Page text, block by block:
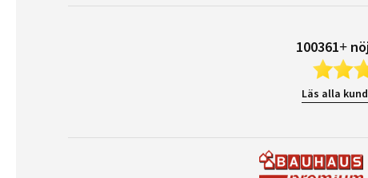
100361+
Läs alla